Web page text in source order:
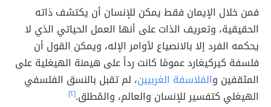
فمن خلال الإيمان فقط يمكن للإنسان أن يكتشف ذاته
الحقيقية، وتعريف الذات على أنها العمل الحياتي الذي لا
يحكمه الفرد إلا بالانصياع لأوامر الإله، ويمكن القول أن
فلسفة كيركيغارد عمومًا كانت رداً على هيمنة الهيغلية على
المثقفين والفلاسفة الغربيين، لم تقبل بالنسق الفلسفي
الهيغلي كتفسير للإنسان والعالم، والمُطلق.[٢]